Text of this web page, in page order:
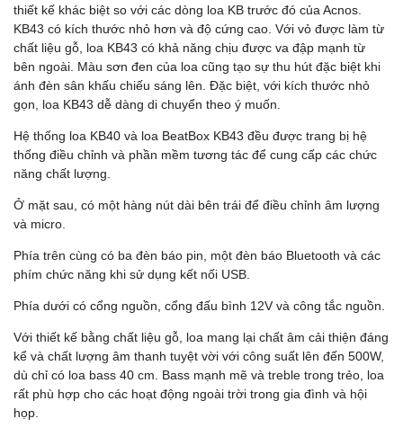
thiết kế khác biệt so với các dòng loa KB trước đó của Acnos.
KB43 có kích thước nhỏ hơn và độ cứng cao. Với vỏ được làm từ
chất liệu gỗ, loa KB43 có khả năng chịu được va đập mạnh từ
bên ngoài. Màu sơn đen của loa cũng tạo sự thu hút đặc biệt khi
ánh đèn sân khấu chiếu sáng lên. Đặc biệt, với kích thước nhỏ
gọn, loa KB43 dễ dàng di chuyển theo ý muốn.
Hệ thống loa KB40 và loa BeatBox KB43 đều được trang bị hệ
thống điều chỉnh và phần mềm tương tác để cung cấp các chức
năng chất lượng.
Ở mặt sau, có một hàng nút dài bên trái để điều chỉnh âm lượng
và micro.
Phía trên cùng có ba đèn báo pin, một đèn báo Bluetooth và các
phím chức năng khi sử dụng kết nối USB.
Phía dưới có cổng nguồn, cổng đấu bình 12V và công tắc nguồn.
Với thiết kế bằng chất liệu gỗ, loa mang lại chất âm cải thiện đáng
kể và chất lượng âm thanh tuyệt vời với công suất lên đến 500W,
dù chỉ có loa bass 40 cm. Bass mạnh mẽ và treble trong trẻo, loa
rất phù hợp cho các hoạt động ngoài trời trong gia đình và hội
họp.